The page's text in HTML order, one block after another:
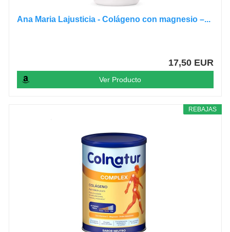
Ana Maria Lajusticia - Colágeno con magnesio –...
17,50 EUR
Ver Producto
REBAJAS